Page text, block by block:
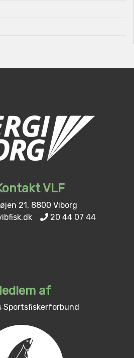
VLF
21, 8800 Viborg
20 44 07 44
af
Sportsfiskerforbund